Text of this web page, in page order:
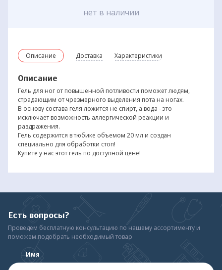
Описание Доставка Характеристики
Описание
Гель для ног от повышенной потливости поможет людям,
страдающим от чрезмерного выделения пота на ногах.
В основу состава геля ложится не спирт, а вода - это
исключает возможность аллергической реакции и
раздражения.
Гель содержится в тюбике объемом 20 мл и создан
специально для обработки стоп!
Купите у нас этот гель по доступной цене!
нет в наличии
Есть вопросы?
Проведем бесплатную консультацию по нашему ассортименту и
поможем подобрать необходимый товар
Имя